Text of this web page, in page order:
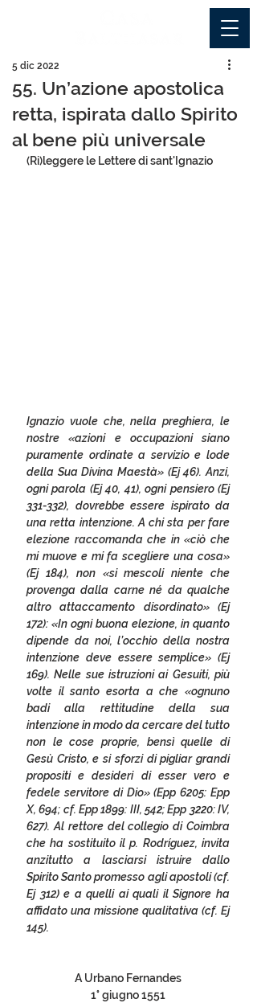
55. Un’azione apostolica
retta, ispirata dallo Spirito
al bene più universale
5 dic 2022
(Ri)leggere le Lettere di sant'Ignazio
Ignazio vuole che, nella preghiera, le
nostre «azioni e occupazioni siano
puramente ordinate a servizio e lode
della Sua Divina Maestà» (Ej 46). Anzi,
ogni parola (Ej 40, 41), ogni pensiero (Ej
331-332), dovrebbe essere ispirato da
una retta intenzione. A chi sta per fare
elezione raccomanda che in «ciò che
mi muove e mi fa scegliere una cosa»
(Ej 184), non «si mescoli niente che
provenga dalla carne né da qualche
altro attaccamento disordinato» (Ej
172): «In ogni buona elezione, in quanto
dipende da noi, l’occhio della nostra
intenzione deve essere semplice» (Ej
169). Nelle sue istruzioni ai Gesuiti, più
volte il santo esorta a che «ognuno
badi alla rettitudine della sua
intenzione in modo da cercare del tutto
non le cose proprie, bensì quelle di
Gesù Cristo, e si sforzi di pigliar grandi
propositi e desideri di esser vero e
fedele servitore di Dio» (Epp 6205: Epp
X, 694; cf. Epp 1899: III, 542; Epp 3220: IV,
627). Al rettore del collegio di Coimbra
che ha sostituito il p. Rodríguez, invita
anzitutto a lasciarsi istruire dallo
Spirito Santo promesso agli apostoli (cf.
Ej 312) e a quelli ai quali il Signore ha
affidato una missione qualitativa (cf. Ej
145).
A Urbano Fernandes
1° giugno 1551